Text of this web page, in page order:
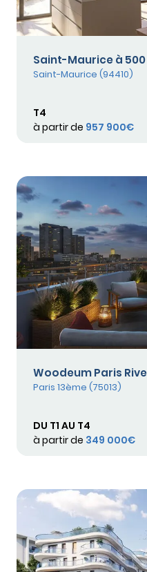
Saint-Maurice à
Saint-Maurice (94410)
T4
à partir de 957 900€
Woodeum Paris
Paris 13ème (75013)
DU T1 AU T4
à partir de 349 000€